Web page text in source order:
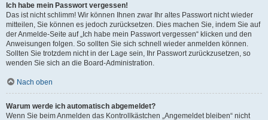
Ich habe mein Passwort vergessen!
Das ist nicht schlimm! Wir können Ihnen zwar Ihr altes Passwort nicht wieder
mitteilen, Sie können es jedoch zurücksetzen. Dies machen Sie, indem Sie auf
der Anmelde-Seite auf „Ich habe mein Passwort vergessen“ klicken und den
Anweisungen folgen. So sollten Sie sich schnell wieder anmelden können.
Sollten Sie trotzdem nicht in der Lage sein, Ihr Passwort zurückzusetzen, so
wenden Sie sich an die Board-Administration.
Nach oben
Warum werde ich automatisch abgemeldet?
Wenn Sie beim Anmelden das Kontrollkästchen „Angemeldet bleiben“ nicht